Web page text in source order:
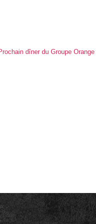
dîner du Groupe Orange